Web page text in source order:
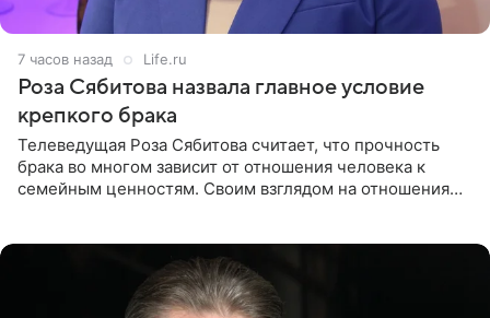
7 часов назад Life.ru
Роза Сябитова назвала главное условие
крепкого брака
Телеведущая Роза Сябитова считает, что прочность
брака во многом зависит от отношения человека к
семейным ценностям. Своим взглядом на отношения